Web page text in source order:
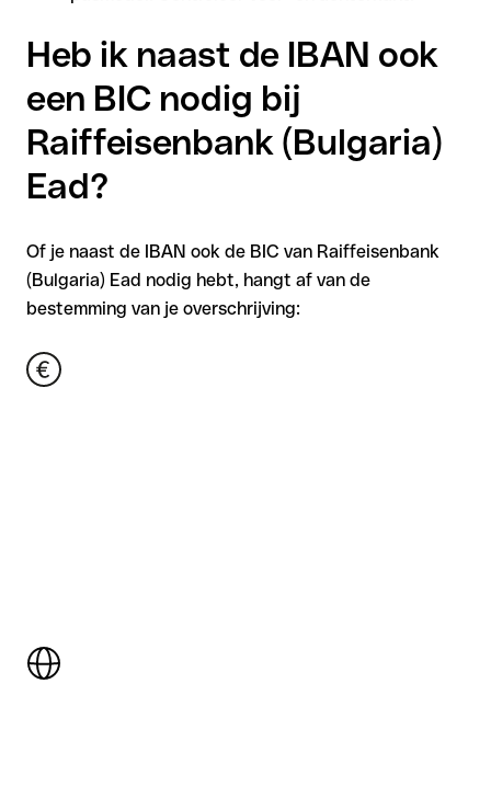
Heb ik naast de IBAN ook
een BIC nodig bij
Raiffeisenbank (Bulgaria)
Ead?
Of je naast de IBAN ook de BIC van Raiffeisenbank
(Bulgaria) Ead nodig hebt, hangt af van de
bestemming van je overschrijving: